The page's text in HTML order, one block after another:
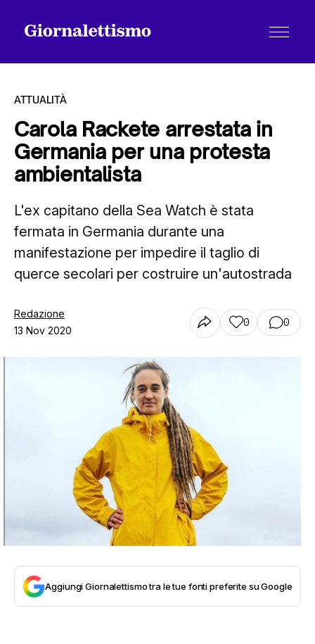
Tutti gli articoli
Chi siamo
Contatti
ATTUALITÀ
Carola Rackete arrestata in
Germania per una protesta
ambientalista
L'ex capitano della Sea Watch è stata
fermata in Germania durante una
manifestazione per impedire il taglio di
querce secolari per costruire un'autostrada
Redazione
13 Nov 2020
0 0
Aggiungi Giornalettismo tra le tue fonti preferite su Google